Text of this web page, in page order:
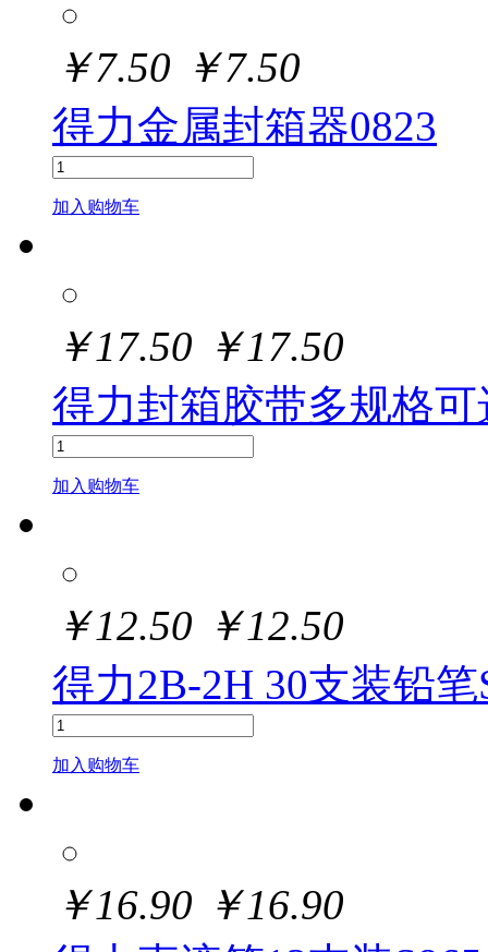
￥7.50 ￥7.50
得力金属封箱器0823
加入购物车
￥17.50 ￥17.50
得力封箱胶带多规格可
加入购物车
￥12.50 ￥12.50
得力2B-2H 30支装铅笔
加入购物车
￥16.90 ￥16.90